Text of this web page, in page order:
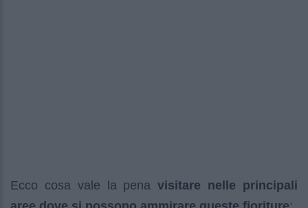
Ecco cosa vale la penavisitare nelle principali